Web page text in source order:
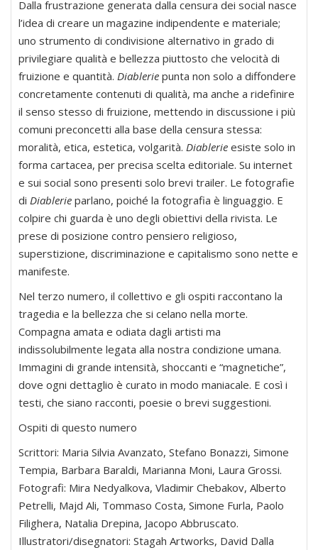
Dalla frustrazione generata dalla censura dei social nasce
l’idea di creare un magazine indipendente e materiale;
uno strumento di condivisione alternativo in grado di
privilegiare qualità e bellezza piuttosto che velocità di
fruizione e quantità. Diablerie punta non solo a diffondere
concretamente contenuti di qualità, ma anche a ridefinire
il senso stesso di fruizione, mettendo in discussione i più
comuni preconcetti alla base della censura stessa:
moralità, etica, estetica, volgarità. Diablerie esiste solo in
forma cartacea, per precisa scelta editoriale. Su internet
e sui social sono presenti solo brevi trailer. Le fotografie
di Diablerie parlano, poiché la fotografia è linguaggio. E
colpire chi guarda è uno degli obiettivi della rivista. Le
prese di posizione contro pensiero religioso,
superstizione, discriminazione e capitalismo sono nette e
manifeste.
Nel terzo numero, il collettivo e gli ospiti raccontano la
tragedia e la bellezza che si celano nella morte.
Compagna amata e odiata dagli artisti ma
indissolubilmente legata alla nostra condizione umana.
Immagini di grande intensità, shoccanti e “magnetiche”,
dove ogni dettaglio è curato in modo maniacale. E così i
testi, che siano racconti, poesie o brevi suggestioni.
Ospiti di questo numero
Scrittori: Maria Silvia Avanzato, Stefano Bonazzi, Simone
Tempia, Barbara Baraldi, Marianna Moni, Laura Grossi.
Fotografi: Mira Nedyalkova, Vladimir Chebakov, Alberto
Petrelli, Majd Ali, Tommaso Costa, Simone Furla, Paolo
Filighera, Natalia Drepina, Jacopo Abbruscato.
Illustratori/disegnatori: Stagah Artworks, David Dalla